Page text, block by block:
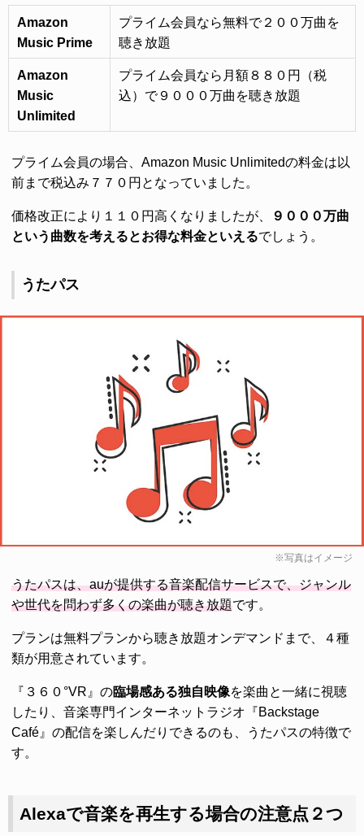
Amazon
Music Prime
プライム会員なら無料で２００万曲を
聴き放題
Amazon
Music
Unlimited
プライム会員なら月額８８０円（税
込）で９０００万曲を聴き放題
プライム会員の場合、Amazon Music Unlimitedの料金は以
前まで税込み７７０円となっていました。
価格改正により１１０円高くなりましたが、
９０００万曲
という曲数を考えるとお得な料金といえるでしょう。
うたパス
※写真はイメージ
うたパスは、auが提供する音楽配信サービスで、ジャンル
や世代を問わず多くの楽曲が聴き放題です。
プランは無料プランから聴き放題オンデマンドまで、４種
類が用意されています。
『３６０°VR』の臨場感ある独自映像を楽曲と一緒に視聴
したり、音楽専門インターネットラジオ『Backstage
Café』の配信を楽しんだりできるのも、うたパスの特徴で
す。
Alexaで音楽を再生する場合の注意点２つ